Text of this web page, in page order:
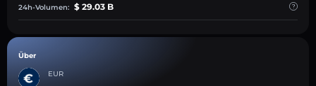
24h-Volumen: $ 29.03 B
Über
EUR